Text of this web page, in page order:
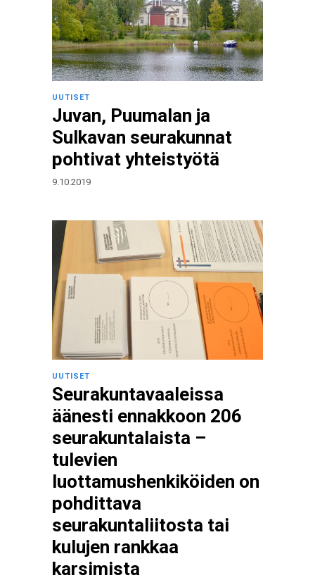
UUTISET
Juvan, Puumalan ja
Sulkavan seurakunnat
pohtivat yhteistyötä
9.10.2019
UUTISET
Seurakuntavaaleissa
äänesti ennakkoon 206
seurakuntalaista –
tulevien
luottamushenkiköiden on
pohdittava
seurakuntaliitosta tai
kulujen rankkaa
karsimista